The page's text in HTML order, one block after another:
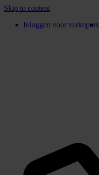
Skip to content
Inloggen voor verkopers